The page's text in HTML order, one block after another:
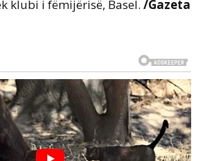
klubi i fëmijërisë, Basel. /Gazeta